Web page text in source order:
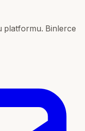
platformu. Binlerce